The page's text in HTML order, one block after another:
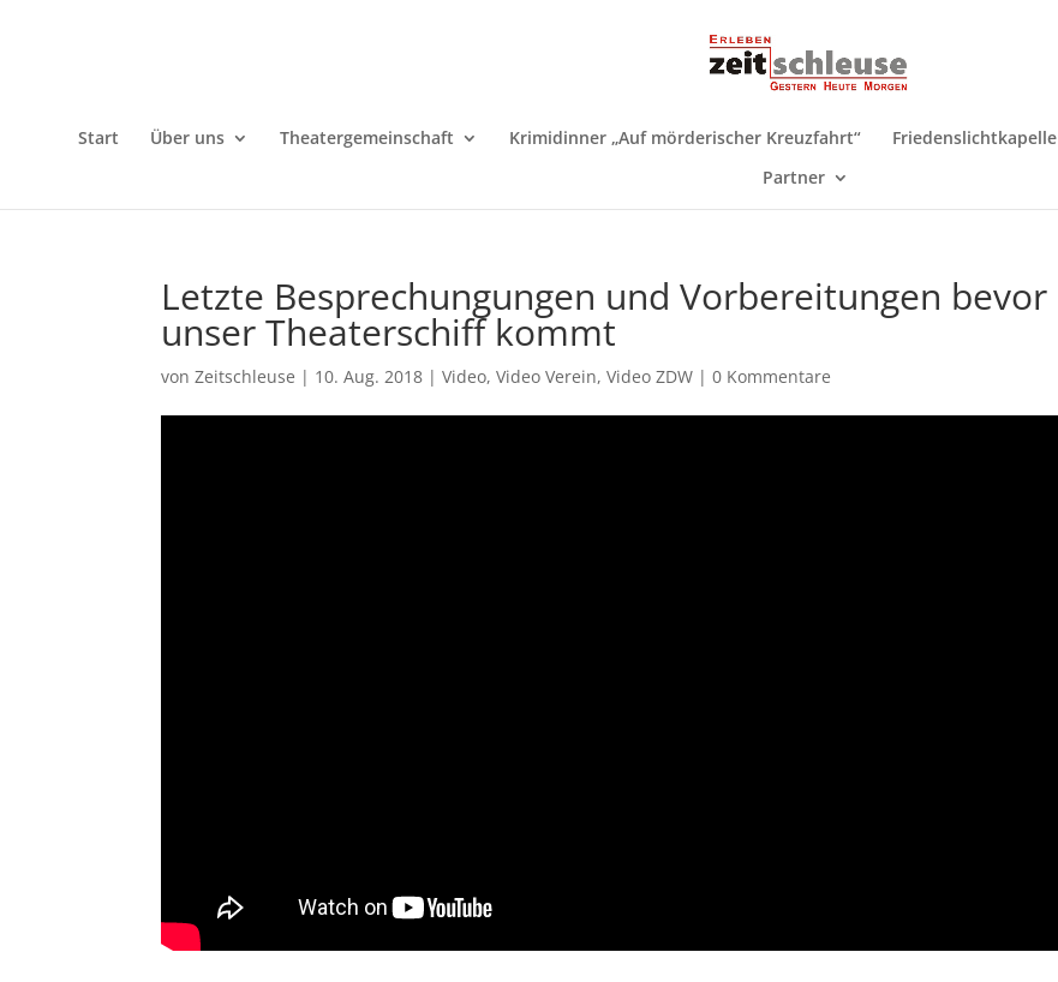
Start Über uns Theatergemeinschaft Krimidinner „Auf mörderischer Kreuzfahrt“ Friedenslichtkapelle
Partner
Letzte Besprechungungen und Vorbereitungen bevor
unser Theaterschiff kommt
vonZeitschleuse | 10. Aug. 2018 |Video,Video Verein,Video ZDW |0 Kommentare